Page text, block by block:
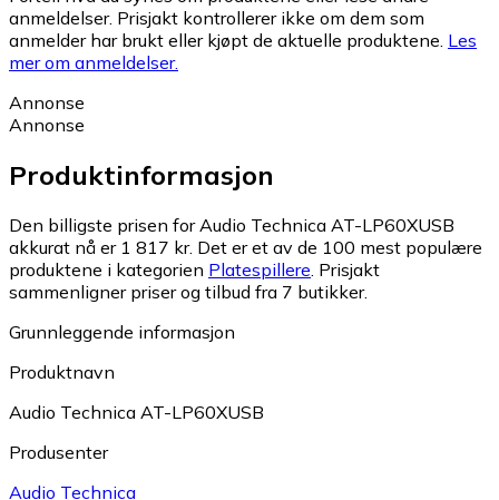
anmeldelser. Prisjakt kontrollerer ikke om dem som
anmelder har brukt eller kjøpt de aktuelle produktene. Les
mer om anmeldelser.
Annonse
Annonse
Produktinformasjon
Den billigste prisen for Audio Technica AT-LP60XUSB
akkurat nå er 1 817 kr. Det er et av de 100 mest populære
produktene i kategorien Platespillere Prisjakt
sammenligner priser og tilbud fra 7 butikker.
Grunnleggende informasjon
Produktnavn
Audio Technica AT-LP60XUSB
Produsenter
Audio Technica